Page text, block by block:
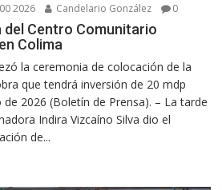
2026 Candelario González 0
Centro Comunitario
Colima
la ceremonia de colocación de la
que tendrá inversión de 20 mdp
2026 (Boletín de Prensa). – La tarde
Indira Vizcaíno Silva dio el
de...